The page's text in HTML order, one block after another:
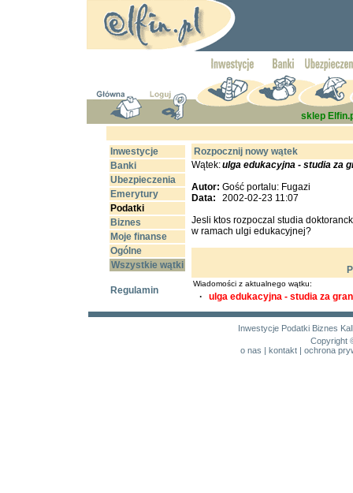
sklep
Inwestycje
Banki
Ubezpieczenia
Emerytury
Podatki
Biznes
Moje finanse
Ogólne
Wszystkie wątki
Regulamin
Rozpocznij nowy wątek
Wątek:ulga edukacyjna - studia za
Autor: Gość portalu: Fugazi
Data:
2002-02-23 11:07
Jesli ktos rozpoczal studia
w ramach ulgi edukacyjnej?
Wiadomości z aktualnego wątku:
· ulga edukacyjna - studia za
Inwestycje Podatki Biznes
Copyright
o nas | kontakt| ochrona